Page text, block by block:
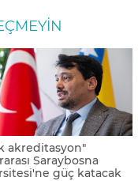
akreditasyon"
Saraybosna
güç katacak